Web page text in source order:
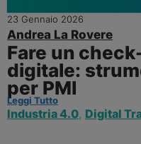
23 Gennaio 2026
Andrea La Rovere
Fare un
digitale:
per PMI
Leggi Tutto
Industria 4.0, Digital